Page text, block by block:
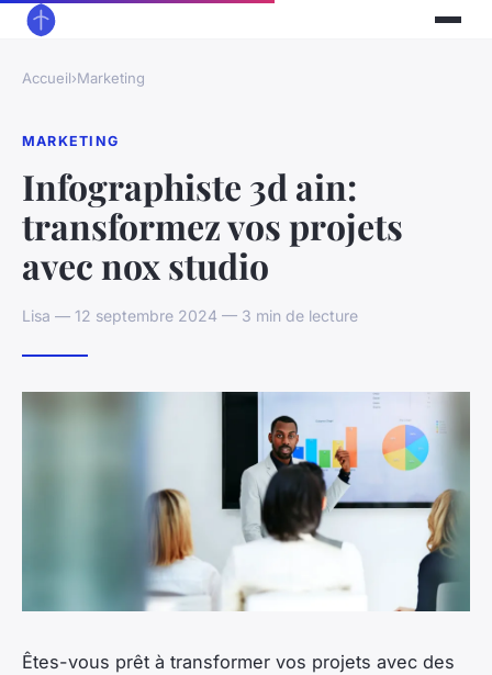
Accueil›Marketing
MARKETING
Infographiste 3d ain:
transformez vos projets
avec nox studio
Lisa — 12 septembre 2024 — 3 min de lecture
Êtes-vous prêt à transformer vos projets avec des